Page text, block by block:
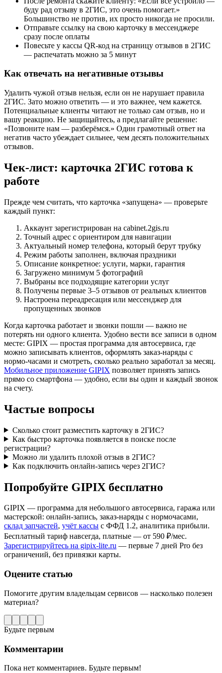
буду рад отзыву в 2ГИС, это очень помогает.»
Большинство не против, их просто никогда не просили.
Отправьте ссылку на свою карточку в мессенджере
сразу после оплаты
Повесьте у кассы QR-код на страницу отзывов в 2ГИС
— распечатать можно за 5 минут
Как отвечать на негативные отзывы
Удалить чужой отзыв нельзя, если он не нарушает правила
2ГИС. Зато можно ответить — и это важнее, чем кажется.
Потенциальные клиенты читают не только сам отзыв, но и
вашу реакцию. Не защищайтесь, а предлагайте решение:
«Позвоните нам — разберёмся.» Один грамотный ответ на
негатив часто убеждает сильнее, чем десять положительных
отзывов.
Чек-лист: карточка 2ГИС готова к
работе
Прежде чем считать, что карточка «запущена» — проверьте
каждый пункт:
Аккаунт зарегистрирован на cabinet.2gis.ru
Точный адрес с ориентиром для навигации
Актуальный номер телефона, который берут трубку
Режим работы заполнен, включая праздники
Описание конкретное: услуги, марки, гарантия
Загружено минимум 5 фотографий
Выбраны все подходящие категории услуг
Получены первые 3–5 отзывов от реальных клиентов
Настроена переадресация или мессенджер для
пропущенных звонков
Когда карточка работает и звонки пошли — важно не
потерять ни одного клиента. Удобно вести все записи в одном
месте: GIPIX — простая программа для автосервиса, где
можно записывать клиентов, оформлять заказ-наряды с
нормо-часами и смотреть, сколько реально заработал за месяц.
Мобильное приложение GIPIX позволяет принять запись
прямо со смартфона — удобно, если вы один и каждый звонок
на счету.
Частые вопросы
Сколько стоит разместить карточку в 2ГИС?
Как быстро карточка появляется в поиске после
регистрации?
Можно ли удалить плохой отзыв в 2ГИС?
Как подключить онлайн-запись через 2ГИС?
Попробуйте GIPIX бесплатно
GIPIX — программа для небольшого автосервиса, гаража или
мастерской: онлайн-запись, заказ-наряды с нормочасами,
склад запчастей, учёт кассы с ФФД 1.2, аналитика прибыли.
Бесплатный тариф навсегда, платные — от 590 ₽/мес.
Зарегистрируйтесь на gipix-lite.ru — первые 7 дней Pro без
ограничений, без привязки карты.
Оцените статью
Помогите другим владельцам сервисов — насколько полезен
материал?
Будьте первым
Комментарии
Пока нет комментариев. Будьте первым!